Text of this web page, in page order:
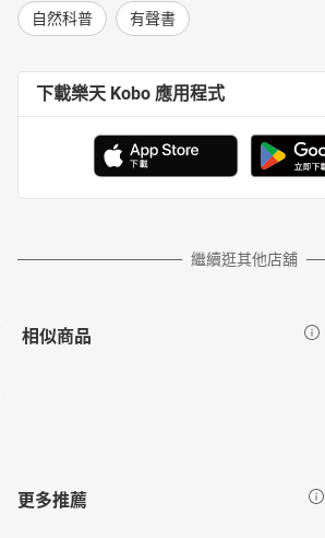
自然科普 有聲書
下載樂天 Kobo 應用程式
繼續逛其他店舖
相似商品
更多推薦